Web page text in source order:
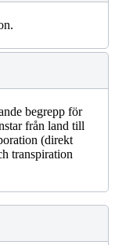
begrepp för
från land till
(direkt
transpiration